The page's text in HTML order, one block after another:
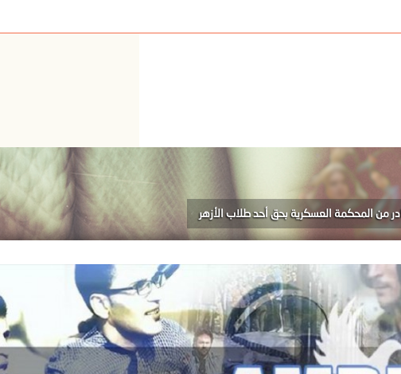
من المحكمة العسكرية بحق أحد طلاب الأزهر